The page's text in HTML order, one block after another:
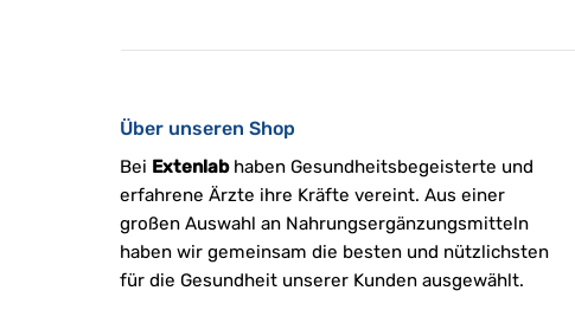
Über unseren Shop
Bei Extenlabhaben Gesundheitsbegeisterte und
erfahrene Ärzte ihre Kräfte vereint. Aus einer
großen Auswahl an Nahrungsergänzungsmitteln
haben wir gemeinsam die besten und nützlichsten
für die Gesundheit unserer Kunden ausgewählt.